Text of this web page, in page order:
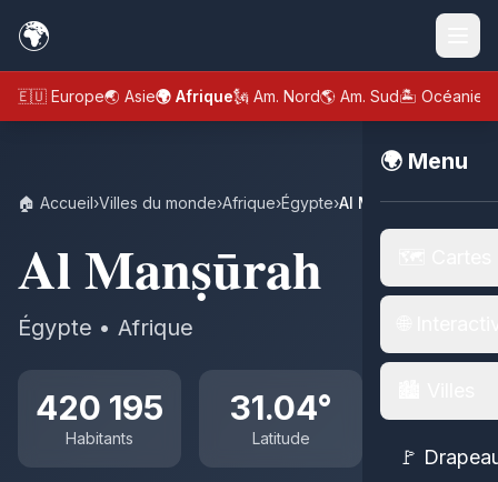
🌍
🇪🇺 Europe🌏 Asie🌍 Afrique🗽 Am. Nord🌎 Am. Sud🏝️ Océanie
🌍 Menu
🚩
🏠 Accueil›Villes du monde›Afrique›Égypte›Al Manṣūrah
Al Manṣūrah
Égypte • Afrique
420 195
Habitants
31.04°
Latitude